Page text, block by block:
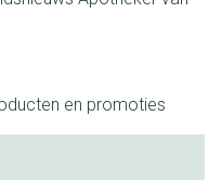
en promoties